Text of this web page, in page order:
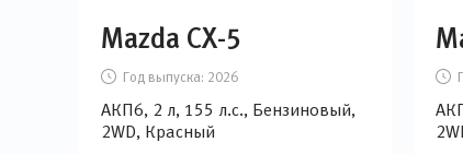
Mazda CX-5
Год выпуска: 2026
АКП6, 2 л, 155 л.с., Бензиновый,
2WD, Красный